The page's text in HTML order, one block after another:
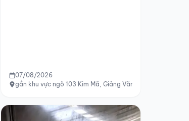
Hà Nội
07/08/2026
gần khu vực ngõ 103 Kim Mã, Giảng Văn Minh